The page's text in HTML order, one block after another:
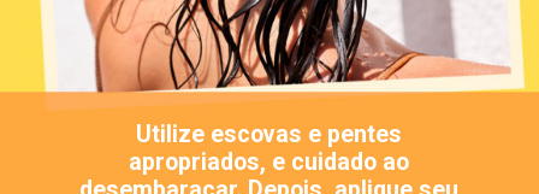
Utilize escovas e pentes
apropriados, e cuidado ao